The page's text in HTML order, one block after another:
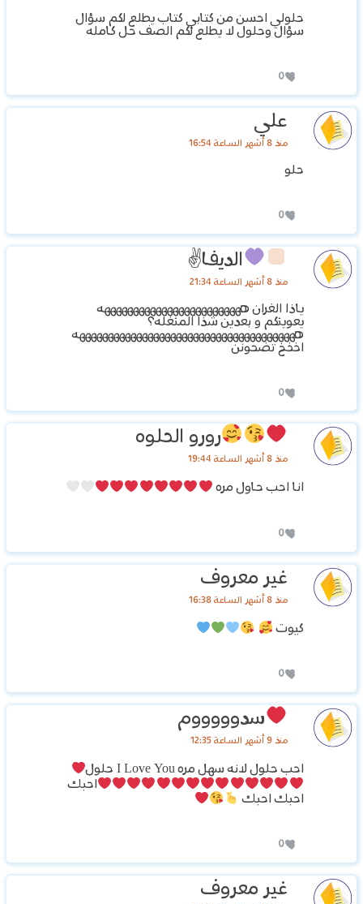
حلولي احسن من كتابي كتاب يطلع لكم سؤال
سؤال وحلول لا يطلع لكم الصف حل كامله
0
علي
منذ 8 أشهر الساعة 16:54
حلو
0
الديفا✌
منذ 8 أشهر الساعة 21:34
ياذا الغران هههههههههههههههههههههههههه
يعوينكم و بعدين شذا المنغله؟
هههههههههههههههههههههههههههههههههههههههه
اخخخ تضحونن
0
رورو الحلوه
منذ 8 أشهر الساعة 19:44
انا احب حاول مره
0
غير معروف
منذ 8 أشهر الساعة 16:38
كيوت
0
سدوووووم
منذ 9 أشهر الساعة 12:35
احب حلول لانه سهل مره I Love You حلول
احبك
احبك احبك
0
غير معروف